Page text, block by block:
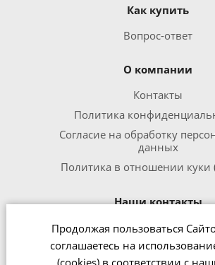
Продолжая пользоваться
соглашаетесь на
(cookies) в соответствии с
Как купить
Вопрос-ответ
О компании
Контакты
Политика
Согласие на обработку
данных
Политика в отношении куки
Наши контакты
8 800 301 1240
office@zipmed.ru